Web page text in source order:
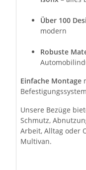
Über 100
modern
Robuste
Einfache Montage
Befestigungssystem
Unsere Bezüge
Schmutz,
Arbeit, Alltag oder
Multivan.